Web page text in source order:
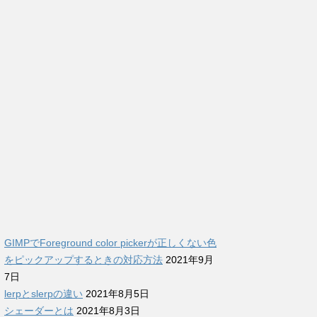
GIMPでForeground color pickerが正しくない色
をピックアップするときの対応方法 2021年9月
7日
lerpとslerpの違い 2021年8月5日
シェーダーとは 2021年8月3日